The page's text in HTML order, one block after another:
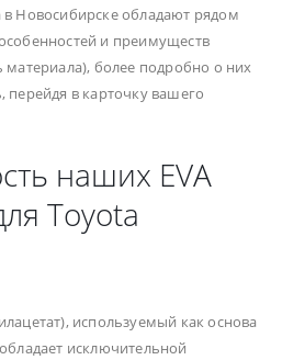
в Новосибирске обладают рядом
и преимуществ
более подробно о них
в карточку вашего
наших EVA
Toyota
используемый как основа
исключительной